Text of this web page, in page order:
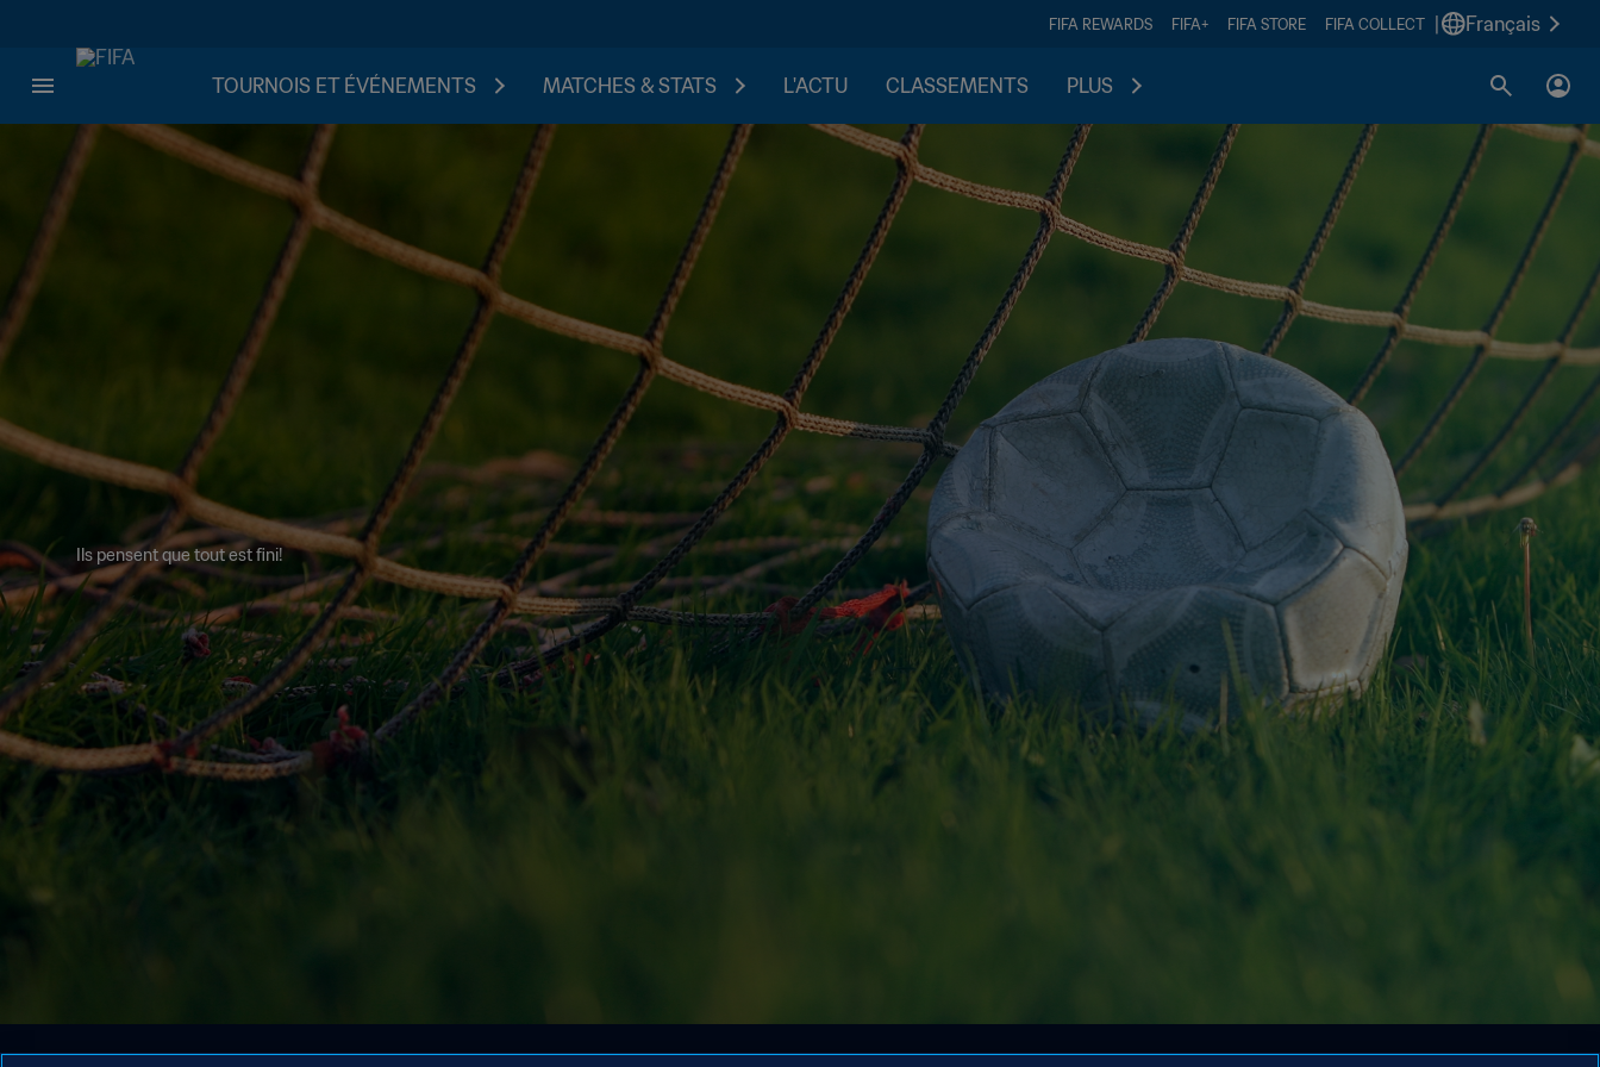
FIFA REWARDS FIFA+ FIFA STORE FIFA COLLECT Français
TOURNOIS ET ÉVÉNEMENTS MATCHES & STATS L'ACTU CLASSEMENTS PLUS
Ils pensent que tout est fini!